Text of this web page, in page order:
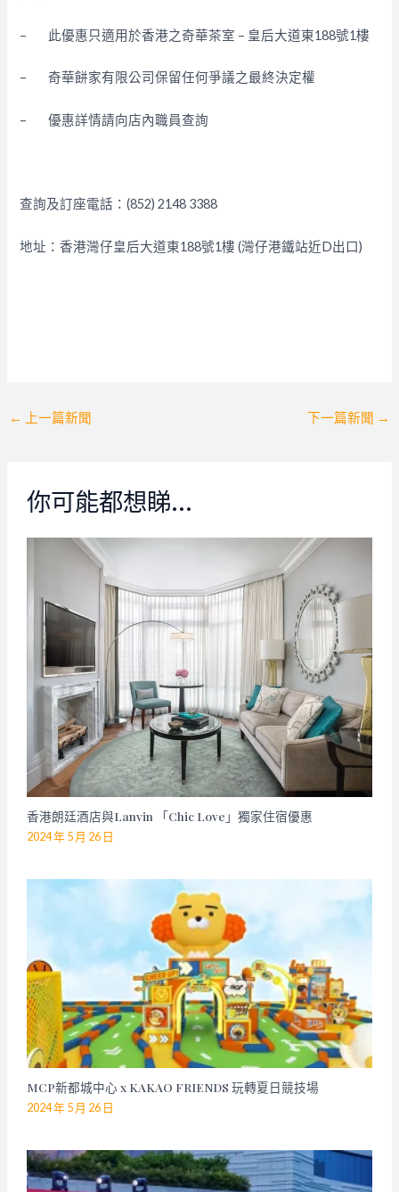
– 此優惠只適用於香港之奇華茶室 – 皇后大道東188號1樓
– 奇華餅家有限公司保留任何爭議之最終決定權
– 優惠詳情請向店內職員查詢
查詢及訂座電話：(852) 2148 3388
地址：香港灣仔皇后大道東188號1樓 (灣仔港鐵站近D出口)
Post
← 上一篇新聞 下一篇新聞 →
你可能都想睇…
香港朗廷酒店與Lanvin 「Chic Love」獨家住宿優惠
2024 年 5 月 26 日
MCP新都城中心 x KAKAO FRIENDS 玩轉夏日競技場
2024 年 5 月 26 日